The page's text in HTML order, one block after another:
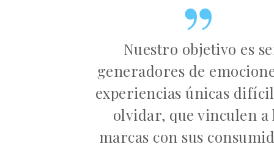
Nuestro objetivo es
generadores de
experiencias únicas
olvidar, que vinculen a
marcas con sus